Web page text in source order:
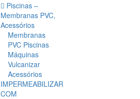
Piscinas –
Membranas PVC,
Acessórios
Membranas
PVC Piscinas
Máquinas
Vulcanizar
Acessórios
IMPERMEABILIZAR
COM